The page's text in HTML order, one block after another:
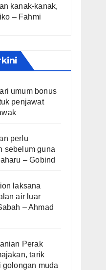
kanak-kanak,
– Fahmi
umum bonus
penjawat
perlu
sebelum guna
– Gobind
laksana
air luar
– Ahmad
Perak
tarik
golongan muda